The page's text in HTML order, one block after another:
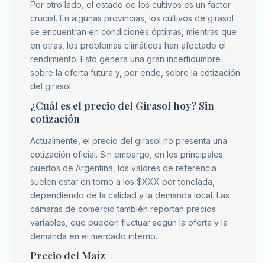
Por otro lado, el estado de los cultivos es un factor
crucial. En algunas provincias, los cultivos de girasol
se encuentran en condiciones óptimas, mientras que
en otras, los problemas climáticos han afectado el
rendimiento. Esto genera una gran incertidumbre
sobre la oferta futura y, por ende, sobre la cotización
del girasol.
¿Cuál es el precio del Girasol hoy? Sin
cotización
Actualmente, el precio del girasol no presenta una
cotización oficial. Sin embargo, en los principales
puertos de Argentina, los valores de referencia
suelen estar en torno a los $XXX por tonelada,
dependiendo de la calidad y la demanda local. Las
cámaras de comercio también reportan precios
variables, que pueden fluctuar según la oferta y la
demanda en el mercado interno.
Precio del Maíz